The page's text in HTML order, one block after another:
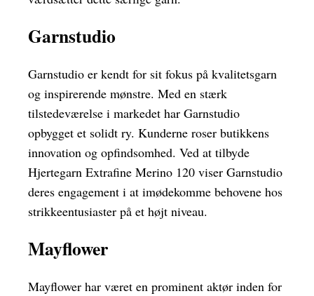
Garnstudio
Garnstudio er kendt for sit fokus på kvalitetsgarn
og inspirerende mønstre. Med en stærk
tilstedeværelse i markedet har Garnstudio
opbygget et solidt ry. Kunderne roser butikkens
innovation og opfindsomhed. Ved at tilbyde
Hjertegarn Extrafine Merino 120 viser Garnstudio
deres engagement i at imødekomme behovene hos
strikkeentusiaster på et højt niveau.
Mayflower
Mayflower har været en prominent aktør inden for